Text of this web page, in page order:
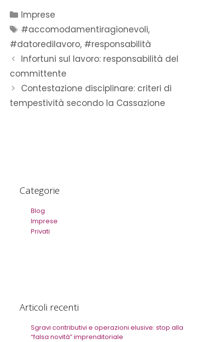
Imprese
#accomodamentiragionevoli,
#datoredilavoro, #responsabilità
Infortuni sul lavoro: responsabilità del
committente
Contestazione disciplinare: criteri di
tempestività secondo la Cassazione
Categorie
Blog
Imprese
Privati
Articoli recenti
Sgravi contributivi e operazioni elusive: stop alla
“falsa novità” imprenditoriale